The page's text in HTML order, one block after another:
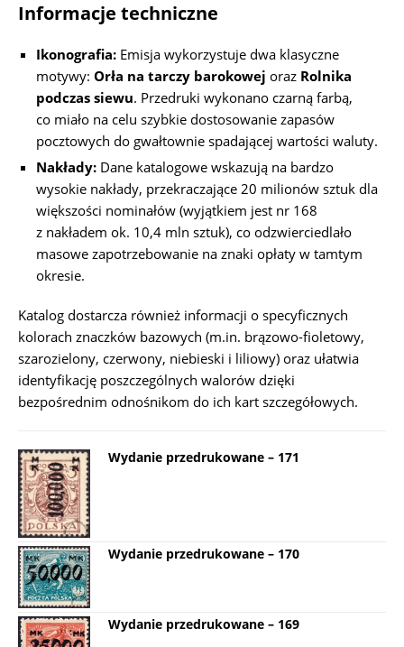
Informacje techniczne
Ikonografia: Emisja wykorzystuje dwa klasyczne
motywy: Orła na tarczy barokowej oraz Rolnika
podczas siewu. Przedruki wykonano czarną farbą,
co miało na celu szybkie dostosowanie zapasów
pocztowych do gwałtownie spadającej wartości waluty.
Nakłady: Dane katalogowe wskazują na bardzo
wysokie nakłady, przekraczające 20 milionów sztuk dla
większości nominałów (wyjątkiem jest nr 168
z nakładem ok. 10,4 mln sztuk), co odzwierciedlało
masowe zapotrzebowanie na znaki opłaty w tamtym
okresie.
Katalog dostarcza również informacji o specyficznych
kolorach znaczków bazowych (m.in. brązowo-fioletowy,
szarozielony, czerwony, niebieski i liliowy) oraz ułatwia
identyfikację poszczególnych walorów dzięki
bezpośrednim odnośnikom do ich kart szczegółowych.
Wydanie przedrukowane – 171
Wydanie przedrukowane – 170
Wydanie przedrukowane – 169